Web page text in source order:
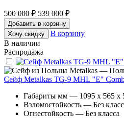
500 000 ₽ 539 000 ₽
Добавить в корзину
Хочу скидку
В корзину
В наличии
Распродажа
Metalkas —
Сейф Metalkas TG-9 MHL "E"
Габариты мм — 1095 x 565 x
Взломостойкость — Без
Огнестойкость — Без класса